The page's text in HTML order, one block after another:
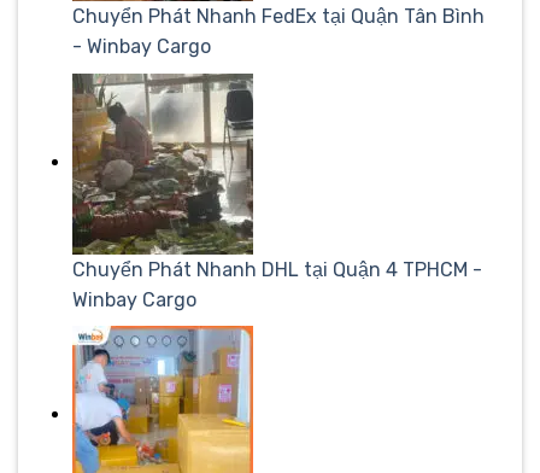
Chuyển Phát Nhanh FedEx tại Quận Tân Bình
- Winbay Cargo
Chuyển Phát Nhanh DHL tại Quận 4 TPHCM -
Winbay Cargo